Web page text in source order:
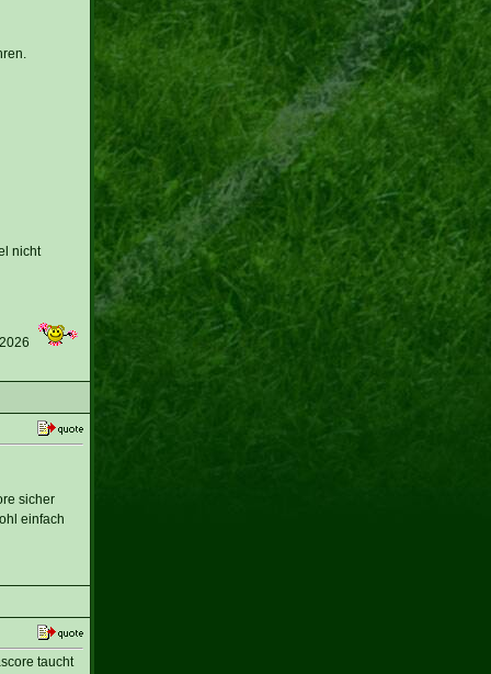
nicht
sicher
einfach
taucht